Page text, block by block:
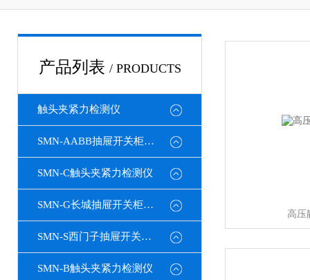
产品列表 / PRODUCTS
触头夹紧力检测仪
SMN-AABB抽屉开关柜触头夹紧力检测仪
SMN-C触头夹紧力检测仪
SMN-G长城抽屉开关柜触头夹紧力检测仪
SMN-S西门子抽屉开关柜触头夹紧力检测仪
SMN-B触头夹紧力检测仪
高压